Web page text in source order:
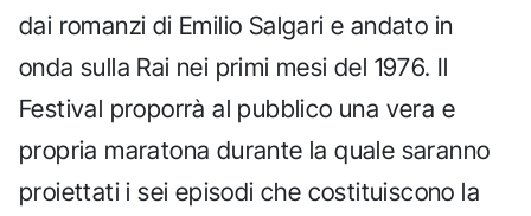
dai romanzi di Emilio Salgari e andato in
onda sulla Rai nei primi mesi del 1976. Il
Festival proporrà al pubblico una vera e
propria maratona durante la quale saranno
proiettati i sei episodi che costituiscono la